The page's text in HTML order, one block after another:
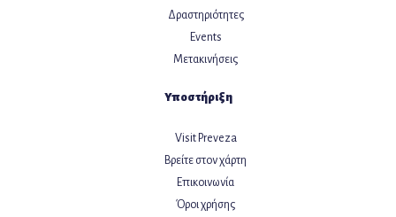
Δραστηριότητες
Events
Μετακινήσεις
Υποστήριξη
Visit Preveza
Βρείτε στον χάρτη
Επικοινωνία
Όροι χρήσης